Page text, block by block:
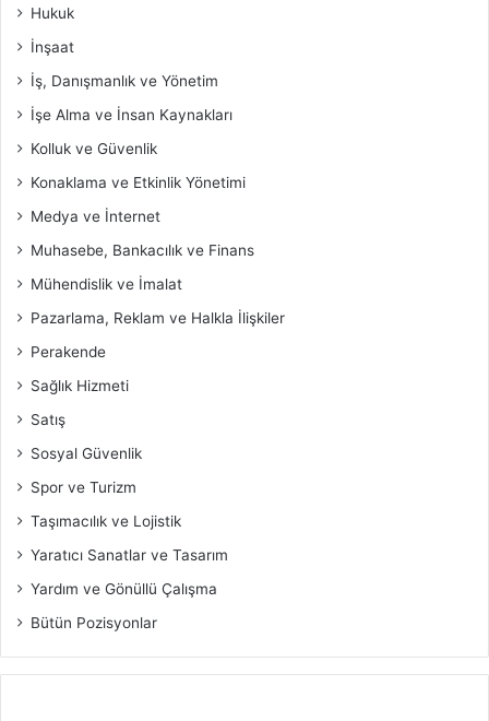
Hukuk
İnşaat
İş, Danışmanlık ve Yönetim
İşe Alma ve İnsan Kaynakları
Kolluk ve Güvenlik
Konaklama ve Etkinlik Yönetimi
Medya ve İnternet
Muhasebe, Bankacılık ve Finans
Mühendislik ve İmalat
Pazarlama, Reklam ve Halkla İlişkiler
Perakende
Sağlık Hizmeti
Satış
Sosyal Güvenlik
Spor ve Turizm
Taşımacılık ve Lojistik
Yaratıcı Sanatlar ve Tasarım
Yardım ve Gönüllü Çalışma
Bütün Pozisyonlar